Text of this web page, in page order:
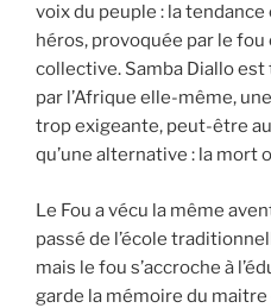
voix du peuple : la
héros, provoquée par le
collective. Samba Diallo est
par l’Afrique elle-même,
trop exigeante, peut-être
qu’une alternative : la mort
Le Fou a vécu la même
passé de l’école
mais le fou s’accroche à
garde la mémoire du